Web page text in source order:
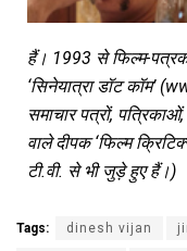
हैं। 1993 से फिल्म-
‘सिनेयात्रा डॉट कॉम’
समाचार पत्रों,
वाले दीपक ‘फिल्म
टी.वी. से भी जुड़े हुए हैं।)
Tags: dinesh vijan